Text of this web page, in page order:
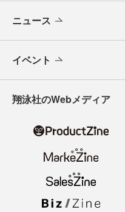
ニュース
イベント
翔泳社のWebメディア